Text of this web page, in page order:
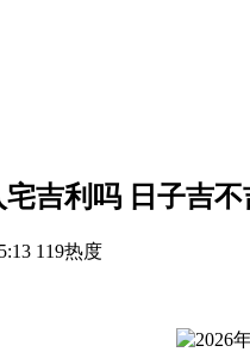
吉利吗 日子吉不
119热度